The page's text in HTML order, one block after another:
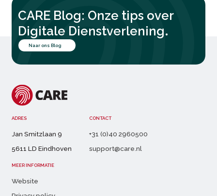
CARE Blog: Onze tips over
Digitale Dienstverlening.
Naar ons Blog
ADRES
Jan Smitzlaan 9
5611 LD Eindhoven
CONTACT
+31 (0)40 2960500
support@care.nl
MEER INFORMATIE
Website